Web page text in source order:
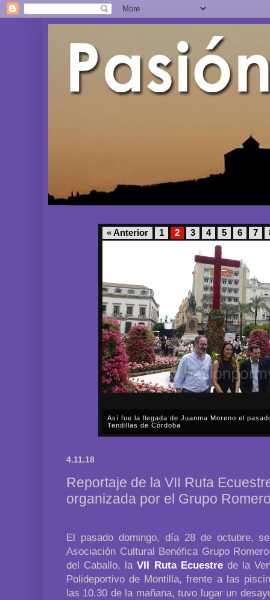
« Anterior 1 2 3 4 5 6 7
Así fue la procesión extraordinaria de La
aniversario del Dogma de La Asunción de la
4.11.18
Reportaje de la VII Ruta
organizada por el Grupo
El pasado domingo, día 28 de octubre,
Asociación Cultural Benéfica Grupo
del Caballo, laVII Ruta Ecuestrede la
Polideportivo de Montilla, frente a las
las 10.30 de la mañana, tuvo lugar un